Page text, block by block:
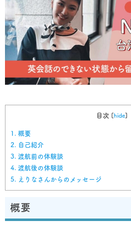
目次 [hide]
1. 概要
2. 自己紹介
3. 渡航前の体験談
4. 渡航後の体験談
5. えりなさんからのメッセージ
概要